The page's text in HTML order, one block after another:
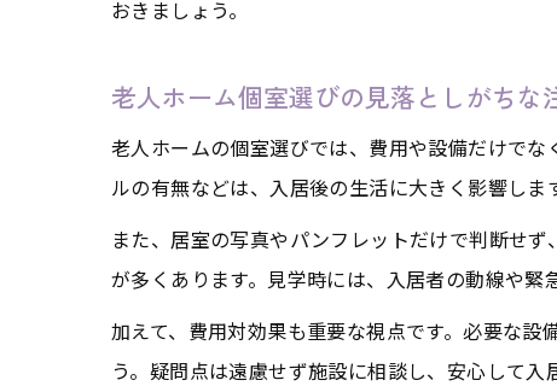
おきましょう。
老人ホーム個室選びの見落としがちな
老人ホームの個室選びでは、費用や設備だけで
ルの有無などは、入居後の生活に大きく影響しま
また、居室の写真やパンフレットだけで判断せ
が多くあります。見学時には、入居者の動線や緊
加えて、費用対効果も重要な視点です。必要な
う。疑問点は遠慮せず施設に相談し、安心して入